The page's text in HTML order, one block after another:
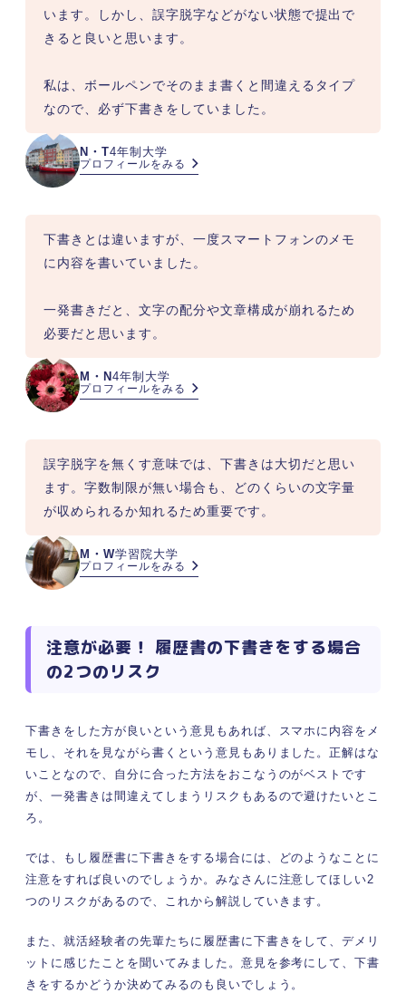
N・T4年制大学
プロフィールをみる
います。しかし、誤字脱字などがない状態で提出で
きると良いと思います。
私は、ボールペンでそのまま書くと間違えるタイプ
なので、必ず下書きをしていました。
M・N 4年制大学
プロフィールをみる
下書きとは違いますが、一度スマートフォンのメモ
に内容を書いていました。
一発書きだと、文字の配分や文章構成が崩れるため
必要だと思います。
M・W学習院大学
プロフィールをみる
誤字脱字を無くす意味では、下書きは大切だと思い
ます。字数制限が無い場合も、どのくらいの文字量
が収められるか知れるため重要です。
注意が必要！ 履歴書の下書きをする場合
の2つのリスク
下書きをした方が良いという意見もあれば、スマホに内容をメ
モし、それを見ながら書くという意見もありました。正解はな
いことなので、自分に合った方法をおこなうのがベストです
が、一発書きは間違えてしまうリスクもあるので避けたいとこ
ろ。
では、もし履歴書に下書きをする場合には、どのようなことに
注意をすれば良いのでしょうか。みなさんに注意してほしい2
つのリスクがあるので、これから解説していきます。
また、就活経験者の先輩たちに履歴書に下書きをして、デメリ
ットに感じたことを聞いてみました。意見を参考にして、下書
きをするかどうか決めてみるのも良いでしょう。